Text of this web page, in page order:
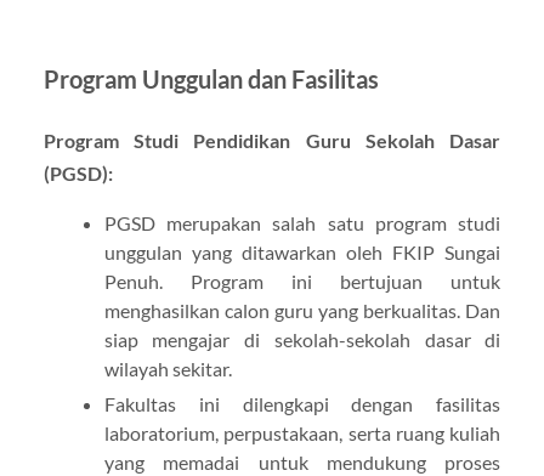
Program Unggulan dan Fasilitas
Program Studi Pendidikan Guru Sekolah Dasar
(PGSD):
PGSD merupakan salah satu program studi
unggulan yang ditawarkan oleh FKIP Sungai
Penuh. Program ini bertujuan untuk
menghasilkan calon guru yang berkualitas. Dan
siap mengajar di sekolah-sekolah dasar di
wilayah sekitar.
Fakultas ini dilengkapi dengan fasilitas
laboratorium, perpustakaan, serta ruang kuliah
yang memadai untuk mendukung proses